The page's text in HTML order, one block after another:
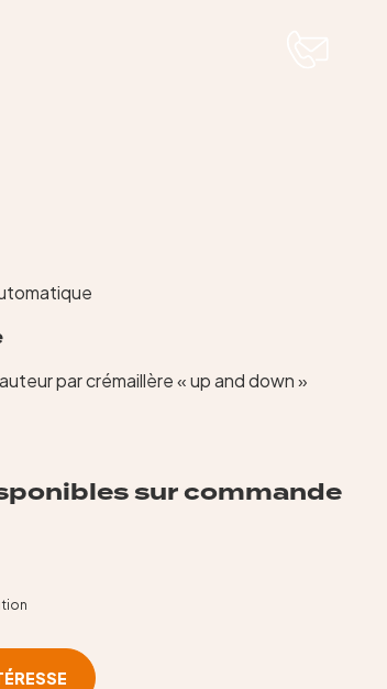
par crémaillère « up and down »
sur commande